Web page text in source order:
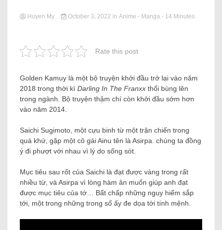
Huyen My October 3, 2022 in Anime - Manga - 14 Minutes
Rate this post
Golden Kamuy là một bộ truyện khởi đầu trở lại vào năm
2018 trong thời kì Darling In The Franxx thổi bùng lên
trong ngành. Bộ truyện thậm chí còn khởi đầu sớm hơn
vào năm 2014.
Saichi Sugimoto, một cựu binh từ một trận chiến trong
quá khứ, gặp một cô gái Ainu tên là Asirpa. chúng ta đồng
ý đi phượt với nhau vì lý do sống sót.
Mục tiêu sau rốt của Saichi là đạt được vàng trong rất
nhiều từ, và Asirpa vì lòng hàm ân muốn giúp anh đạt
được mục tiêu của tớ… Bất chấp những nguy hiểm sắp
tới, một trong những trong số ấy đe dọa tới tính mệnh.